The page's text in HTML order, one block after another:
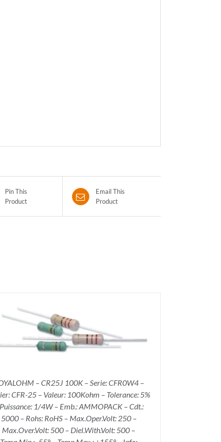
Pin This
Product
Email This
Product
– CR25J 100K – Serie: CFR0W4 –
CFR-25 – Valeur: 100Kohm – Tolerance: 5%
1/4W – Emb.: AMMOPACK – Cdt.:
5000 – Rohs: RoHS – Max.Oper.Volt: 250 –
Max.Over.Volt: 500 – Diel.With.Volt: 500 –